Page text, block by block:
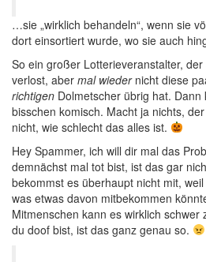
…sie „wirklich behandeln“, wenn sie
dort einsortiert wurde, wo sie auch
So ein großer Lotterieveranstalter,
verlost, aber mal wiedernicht diese
richtigen Dolmetscher übrig hat.
bisschen komisch. Macht ja nichts,
nicht, wie schlecht das alles ist.
Hey Spammer, ich will dir mal das
demnächst mal tot bist, ist das gar
bekommst es überhaupt nicht mit,
was etwas davon mitbekommen
Mitmenschen kann es wirklich schwer
du doof bist, ist das ganz genau so.